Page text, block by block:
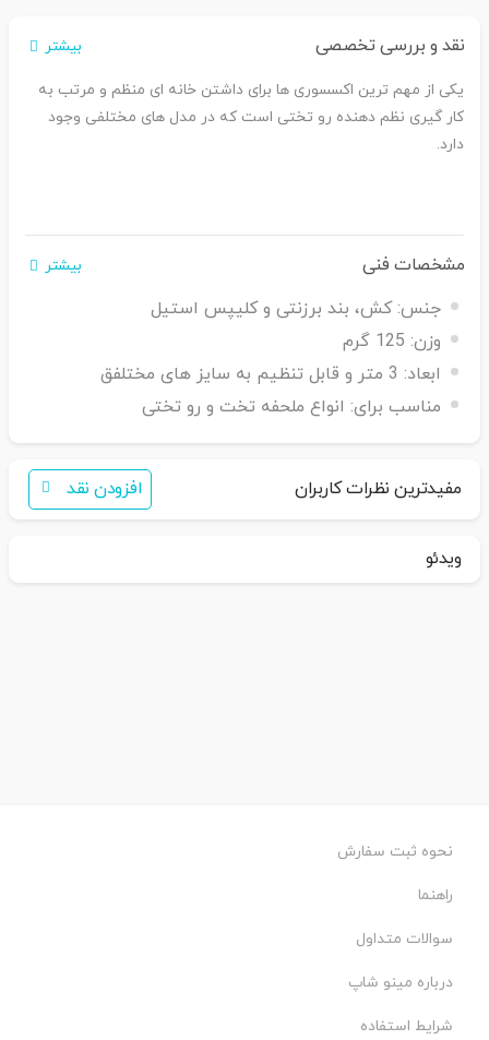
نقد و بررسی تخصصی بیشتر
یکی از مهم ترین اکسسوری ها برای داشتن خانه ای منظم و مرتب به
کار گیری نظم دهنده رو تختی است که در مدل های مختلفی وجود
دارد.
مشخصات فنی بیشتر
جنس: کش، بند برزنتی و کلیپس استیل
وزن: 125 گرم
ابعاد: 3 متر و قابل تنظیم به سایز های مختلفق
مناسب برای: انواع ملحفه تخت و رو تختی
مفیدترین نظرات کاربران افزودن نقد
ویدئو
نحوه ثبت سفارش
راهنما
سوالات متداول
درباره مینو شاپ
شرایط استفاده